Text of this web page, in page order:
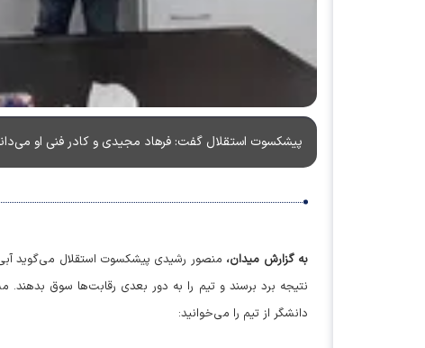
پیشکسوت استقلال گفت: فرهاد مجیدی و کادر فنی او
به گزارش میدان، منصور رشیدی پیشکسوت استقلال می‌گوید آبی
نتیجه برد برسند و تیم را به دور بعدی رقابت‌ها سوق
دانشگر از تیم را می‌خوانید: